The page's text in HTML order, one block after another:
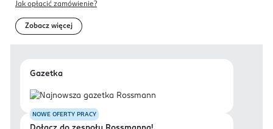
Jak opłacić zamówienie?
Zobacz więcej
Gazetka
NOWE OFERTY PRACY